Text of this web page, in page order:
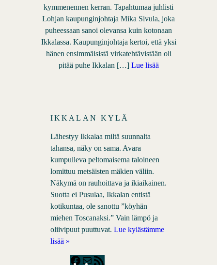
kymmenennen kerran. Tapahtumaa juhlisti
Lohjan kaupunginjohtaja Mika Sivula, joka
puheessaan sanoi olevansa kuin kotonaan
Ikkalassa. Kaupunginjohtaja kertoi, että yksi
hänen ensimmäisistä virkatehtävistään oli
pitää puhe Ikkalan […] Lue lisää
IKKALAN KYLÄ
Lähestyy Ikkalaa miltä suunnalta
tahansa, näky on sama. Avara
kumpuileva peltomaisema taloineen
lomittuu metsäisten mäkien väliin.
Näkymä on rauhoittava ja ikiaikainen.
Suotta ei Pusulaa, Ikkalan entistä
kotikuntaa, ole sanottu ”köyhän
miehen Toscanaksi.” Vain lämpö ja
oliivipuut puuttuvat. Lue kylästämme
lisää »
F
M